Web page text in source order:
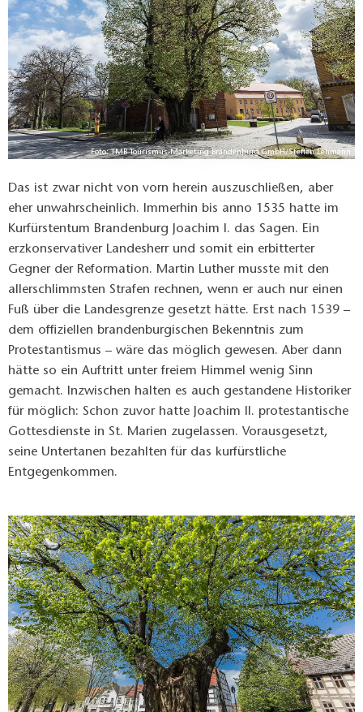
Foto: TMB Tourismus-Marketing Brandenburg GmbH/Steffen Lehmann
Das ist zwar nicht von vorn herein auszuschließen, aber
eher unwahrscheinlich. Immerhin bis anno 1535 hatte im
Kurfürstentum Brandenburg Joachim I. das Sagen. Ein
erzkonservativer Landesherr und somit ein erbitterter
Gegner der Reformation. Martin Luther musste mit den
allerschlimmsten Strafen rechnen, wenn er auch nur einen
Fuß über die Landesgrenze gesetzt hätte. Erst nach 1539 –
dem offiziellen brandenburgischen Bekenntnis zum
Protestantismus – wäre das möglich gewesen. Aber dann
hätte so ein Auftritt unter freiem Himmel wenig Sinn
gemacht. Inzwischen halten es auch gestandene Historiker
für möglich: Schon zuvor hatte Joachim II. protestantische
Gottesdienste in St. Marien zugelassen. Vorausgesetzt,
seine Untertanen bezahlten für das kurfürstliche
Entgegenkommen.